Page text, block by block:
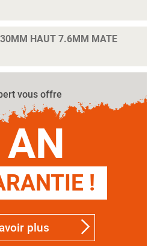
HAUT 7.6MM MATE
vous offre
!
plus